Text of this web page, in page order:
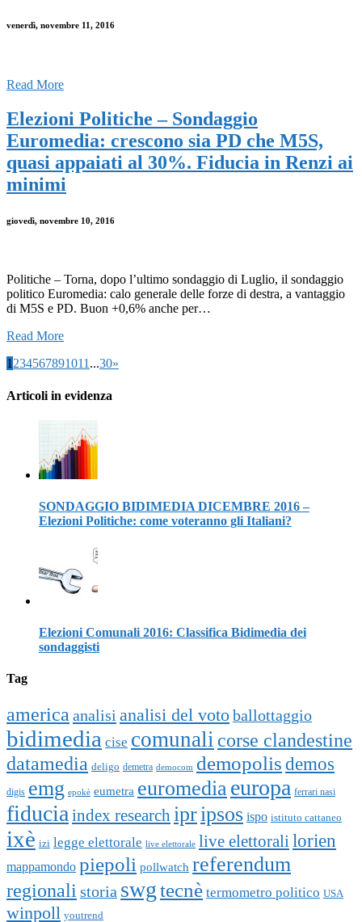
venerdì, novembre 11, 2016
Read More
Elezioni Politiche – Sondaggio
Euromedia: crescono sia PD che M5S,
quasi appaiati al 30%. Fiducia in Renzi ai
minimi
giovedì, novembre 10, 2016
Politiche – Torna, dopo l’ultimo sondaggio di Luglio, il sondaggio
politico Euromedia: calo generale delle forze di destra, a vantaggio
di M5S e PD. Buon +0,6% anche per…
Read More
1234567891011...30»
Articoli in evidenza
SONDAGGIO BIDIMEDIA DICEMBRE 2016 –
Elezioni Politiche: come voteranno gli Italiani?
Elezioni Comunali 2016: Classifica Bidimedia dei
sondaggisti
Tag
america analisi analisi del votoballottaggio
bidimedia cise comunali corse clandestine
datamedia deligo demetra democom demopolisdemos
digis emg epokè eumetra euromediaeuropa ferrari nasi
fiduciaindex researchipripsos ispo istituto cattaneo
ixè izi legge elettorale live elettorale live elettorali lorien
mappamondo piepoli pollwatch referendum
regionalistoria swgtecnè termometro politico USA
winpoll youtrend